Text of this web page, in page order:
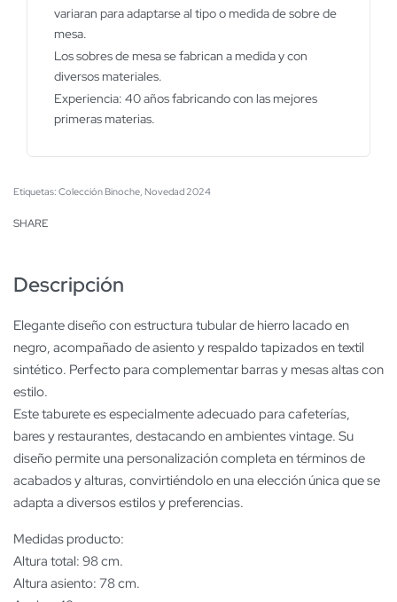
variaran para adaptarse al tipo o medida de sobre de
mesa.
Los sobres de mesa se fabrican a medida y con
diversos materiales.
Experiencia: 40 años fabricando con las mejores
primeras materias.
Etiquetas: Colección Binoche Novedad 2024
SHARE
Descripción
Elegante diseño con estructura tubular de hierro lacado en
negro, acompañado de asiento y respaldo tapizados en textil
sintético. Perfecto para complementar barras y mesas altas con
estilo.
Este taburete es especialmente adecuado para cafeterías,
bares y restaurantes, destacando en ambientes vintage. Su
diseño permite una personalización completa en términos de
acabados y alturas, convirtiéndolo en una elección única que se
adapta a diversos estilos y preferencias.
Medidas producto:
Altura total: 98 cm.
Altura asiento: 78 cm.